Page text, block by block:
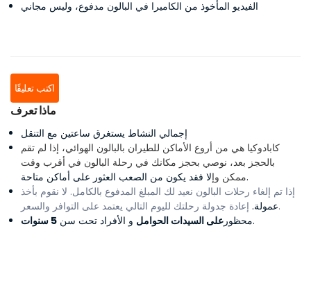
الفيديو المأخوذ من الكاميرا في البالون مدفوع، وليس مجاني
اكتب تعليقًا
ماذا تعرف
إجمالي النشاط يستغرق ساعتين مع التنقل
كابادوكيا هي من أروع الأماكن للطيران بالبالون الهوائي، إذا لم تقم
بالحجز بعد، نوصي بحجز مكانك في رحلة البالون في أقرب وقت
ممكن وإ
لا فقد يكون من الصعب العثور على أماكن متاحة.
إذا تم إلغاء رحلات البالون نعيد لك المبلغ المدفوع بالكامل. لا نقوم بأخذ
عمولة.إعادة جدولة رحلتك لليوم التالي يعتمد على التوافر والسعر.
محظورعلى السيدات الحوامل و الأفراد تحت سن 5 سنوات .